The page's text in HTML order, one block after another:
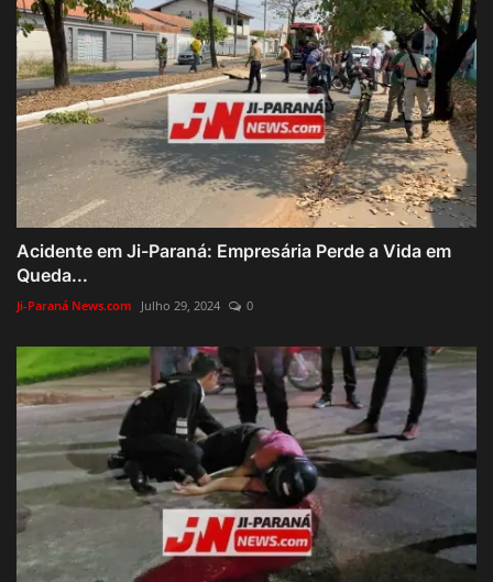
Acidente em Ji-Paraná: Empresária Perde a Vida em
Queda...
Ji-Paraná News.com Julho 29, 2024 0